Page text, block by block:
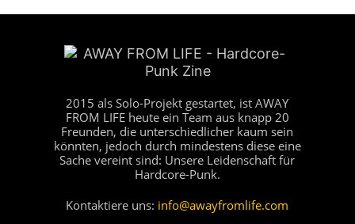
2015 als Solo-Projekt gestartet, ist AWAY
FROM LIFE heute ein Team aus knapp 20
Freunden, die unterschiedlicher kaum sein
könnten, jedoch durch mindestens diese eine
Sache vereint sind: Unsere Leidenschaft für
Hardcore-Punk.
Kontaktiere uns: info@awayfromlife.com